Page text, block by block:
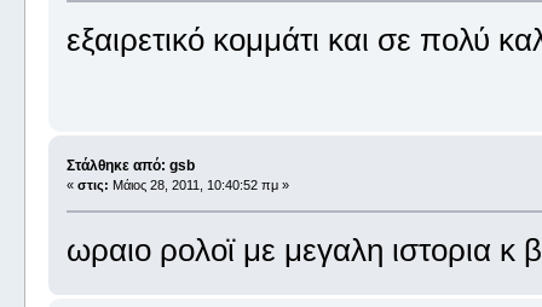
εξαιρετικό κομμάτι και σε πολύ
Στάλθηκε από: gsb
« στις: Μάιος 28, 2011, 10:40:52 πμ »
ωραιο ρολοϊ με μεγαλη ιστορια